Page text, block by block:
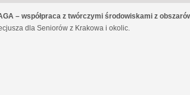
– współpraca z twórczymi środowiskami z
dla Seniorów z Krakowa i okolic.